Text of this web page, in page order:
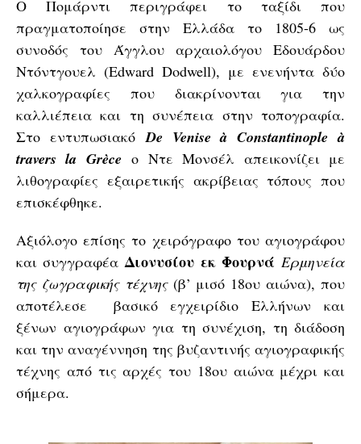
Ο Πομάρντι περιγράφει το ταξίδι που
πραγματοποίησε στην Ελλάδα το 1805-6 ως
συνοδός του Άγγλου αρχαιολόγου Εδουάρδου
Ντόντγουελ (Edward Dodwell), με ενενήντα δύο
χαλκογραφίες που διακρίνονται για την
καλλιέπεια και τη συνέπεια στην τοπογραφία.
Στο εντυπωσιακόDe Venise à Constantinople à
travers la Grèceο Ντε Μονσέλ απεικονίζει με
λιθογραφίες εξαιρετικής ακρίβειας τόπους που
επισκέφθηκε.
Αξιόλογο επίσης το χειρόγραφο του αγιογράφου
και συγγραφέαΔιονυσίου εκ Φουρνά Ερμηνεία
της ζωγραφικής τέχνης(β’ μισό 18ου αιώνα), που
αποτέλεσε βασικό εγχειρίδιο Ελλήνων και
ξένων αγιογράφων για τη συνέχιση, τη διάδοση
και την αναγέννηση της βυζαντινής αγιογραφικής
τέχνης από τις αρχές του 18ου αιώνα μέχρι και
σήμερα.